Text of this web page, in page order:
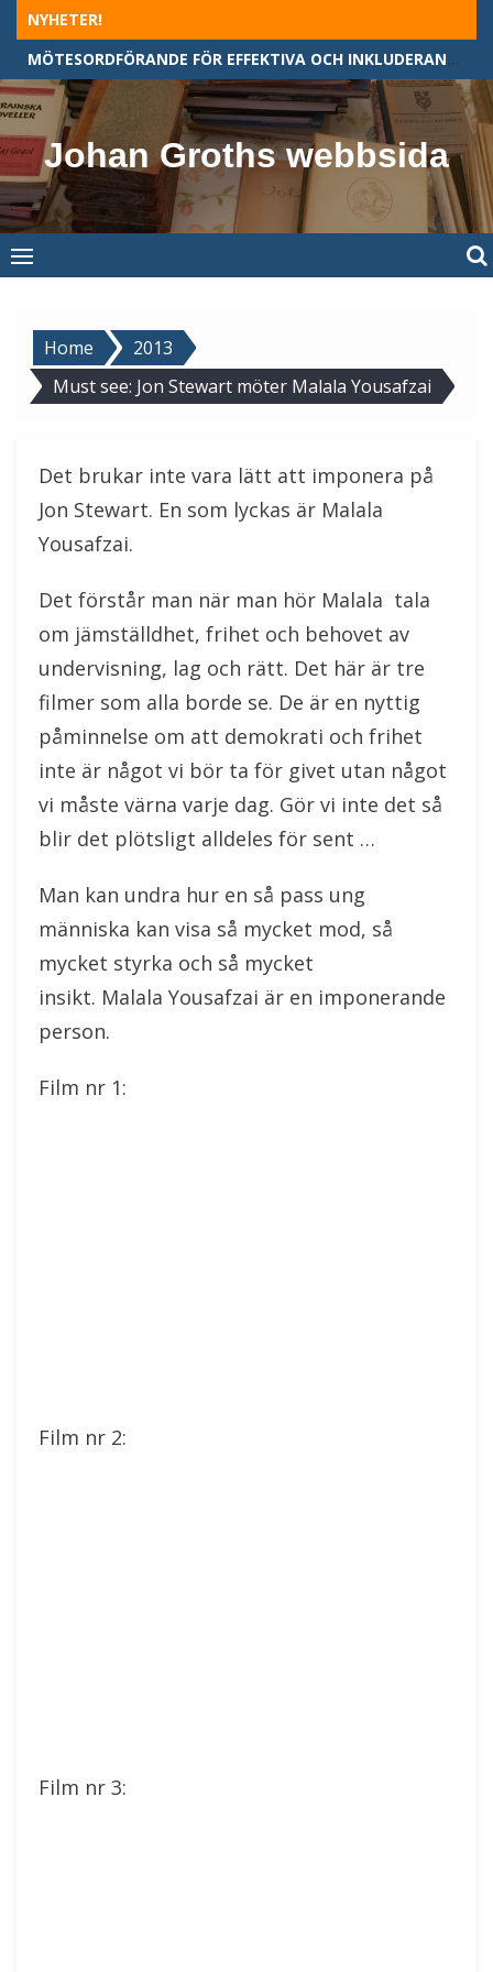
Skip
content
NYHETER!
MÖTESORDFÖRANDE FÖR EFFEKTIVA OCH INKLUDERANDE MÖTEN
Johan Groths webbsida
Home
2013
Must see: Jon Stewart möter Malala Yousafzai
Det brukar inte vara lätt att imponera på
Jon Stewart. En som lyckas är Malala
Yousafzai.
Det förstår man när man hör Malala tala
om jämställdhet, frihet och behovet av
undervisning, lag och rätt. Det här är tre
filmer som alla borde se. De är en nyttig
påminnelse om att demokrati och frihet
inte är något vi bör ta för givet utan något
vi måste värna varje dag. Gör vi inte det så
blir det plötsligt alldeles för sent …
Man kan undra hur en så pass ung
människa kan visa så mycket mod, så
mycket styrka och så mycket
insikt. Malala Yousafzai är en imponerande
person.
Film nr 1:
Film nr 2:
Film nr 3: